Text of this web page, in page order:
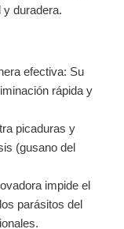
y duradera.
efectiva: Su
rápida y
picaduras y
(gusano del
impide el
parásitos del